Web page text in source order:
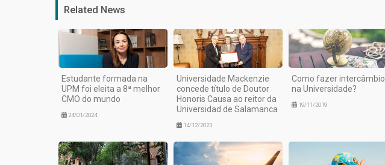
Related News
Estudante formada na
UPM foi eleita a 8ª melhor
CMO do mundo
24/01/2024
Universidade Mackenzie
concede título de Doutor
Honoris Causa ao reitor da
Universidad de Salamanca
14/12/2023
Como fazer intercâmbio
na Universidade?
19/11/2019